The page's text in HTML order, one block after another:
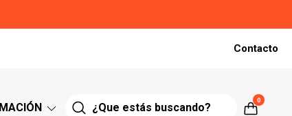
Contacto
0